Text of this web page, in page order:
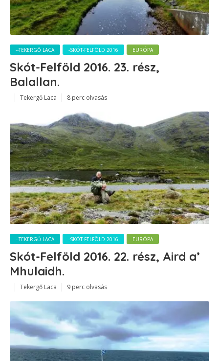
--TEKERGŐ LACA -SKÓT-FELFÖLD 2016 EURÓPA
Skót-Felföld 2016. 23. rész,
Balallan.
Tekergő Laca 8 perc olvasás
--TEKERGŐ LACA -SKÓT-FELFÖLD 2016 EURÓPA
Skót-Felföld 2016. 22. rész, Aird a’
Mhulaidh.
Tekergő Laca 9 perc olvasás